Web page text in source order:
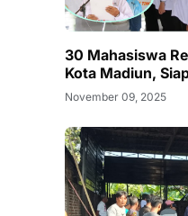
30 Mahasiswa
Kota Madiun,
November 09, 2025